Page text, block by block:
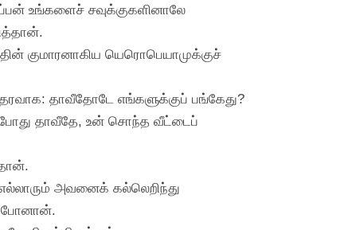
உங்களைச் சவுக்குகளினாலே
குமாரனாகிய யெரொபெயாமுக்குச்
தாவீதோடே எங்களுக்குப் பங்கேது?
தாவீதே, உன் சொந்த வீட்டைப்
எல்லாரும் அவனைக் கல்லெறிந்து